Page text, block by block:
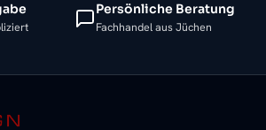
Persönliche Beratung
Fachhandel aus Jüchen